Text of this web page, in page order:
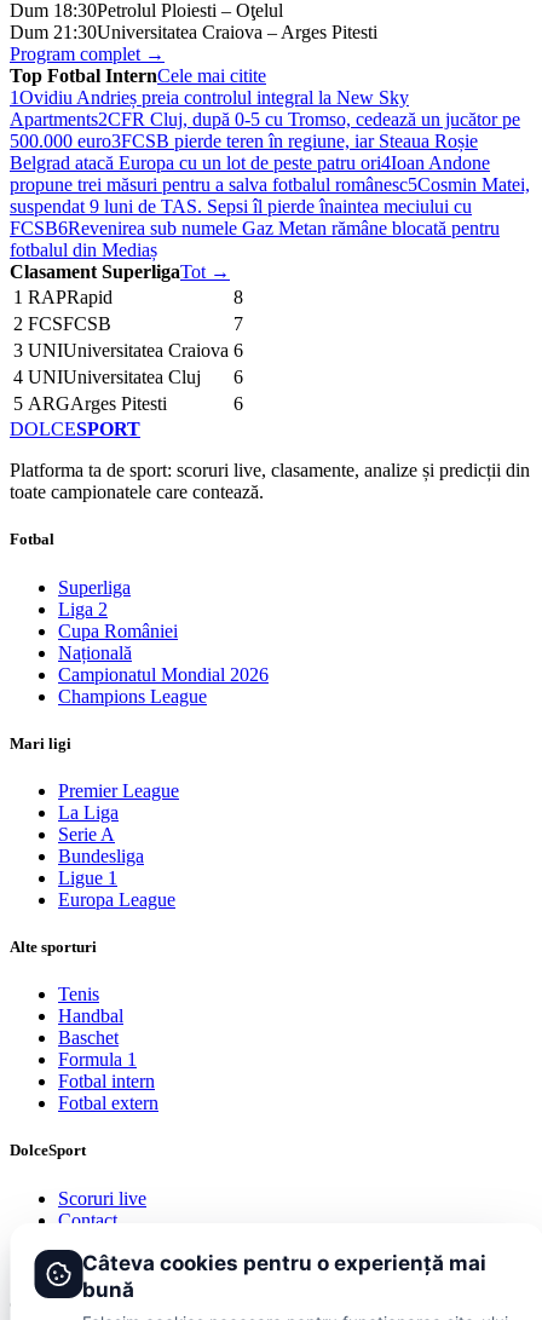
Dum 18:30Petrolul Ploiesti – Oţelul
Dum 21:30Universitatea Craiova – Arges Pitesti
Program complet →
Top Fotbal InternCele mai citite
1Ovidiu Andrieș preia controlul integral la New Sky
Apartments2CFR Cluj, după 0-5 cu Tromso, cedează un jucător pe
500.000 euro3FCSB pierde teren în regiune, iar Steaua Roșie
Belgrad atacă Europa cu un lot de peste patru ori4Ioan Andone
propune trei măsuri pentru a salva fotbalul românesc5Cosmin Matei,
suspendat 9 luni de TAS. Sepsi îl pierde înaintea meciului cu
FCSB6Revenirea sub numele Gaz Metan rămâne blocată pentru
fotbalul din Mediaș
Clasament SuperligaTot →
1 RAPRapid
8
2 FCSFCSB
7
3 UNIUniversitatea Craiova 6
4 UNIUniversitatea Cluj
6
5 ARGArges Pitesti
6
DOLCESPORT
Platforma ta de sport: scoruri live, clasamente, analize și predicții din
toate campionatele care contează.
Fotbal
Superliga
Liga 2
Cupa României
Națională
Campionatul Mondial 2026
Champions League
Mari ligi
Premier League
La Liga
Serie A
Bundesliga
Ligue 1
Europa League
Alte sporturi
Tenis
Handbal
Baschet
Formula 1
Fotbal intern
Fotbal extern
DolceSport
Scoruri live
Contact
Termeni și condiții
© 2026 DolceSport. Toate drepturile rezervate.
Câteva cookies pentru o experiență mai
bună